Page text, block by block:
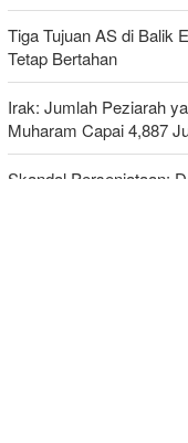
Tiga Tujuan AS di Balik
Tetap Bertahan
Irak: Jumlah Peziarah
Muharam Capai 4,887
Skandal Persenjataan: